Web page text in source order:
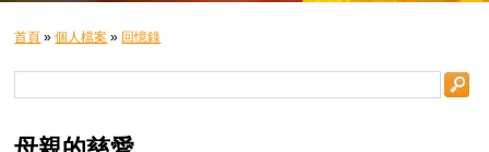
首頁 »個人檔案 » 回憶錄